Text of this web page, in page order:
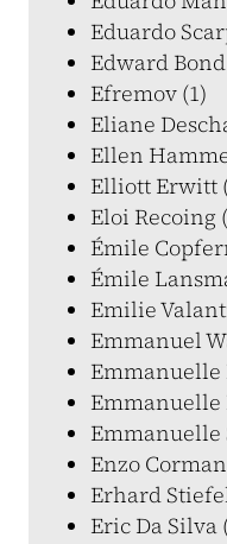
Eduardo
Edward
Efremov (1)
Eliane
Ellen
Elliott Erwitt
Eloi Recoing
Émile
Émile
Emilie
Emmanuel
Emmanuelle
Emmanuelle
Emmanuelle
Enzo
Erhard
Eric Da Silva